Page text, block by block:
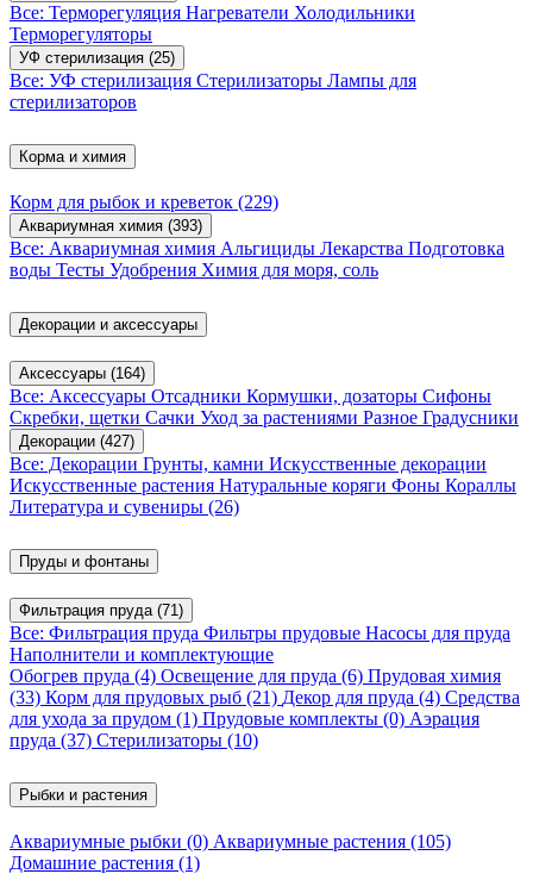
Все: Терморегуляция Нагреватели Холодильники
Терморегуляторы
УФ стерилизация (25)
Все: УФ стерилизация Стерилизаторы Лампы для
стерилизаторов
Корма и химия
Корм для рыбок и креветок (229)
Аквариумная химия (393)
Все: Аквариумная химия Альгициды Лекарства Подготовка
воды Тесты Удобрения Химия для моря, соль
Декорации и аксессуары
Аксессуары (164)
Все: Аксессуары Отсадники Кормушки, дозаторы Сифоны
Скребки, щетки Сачки Уход за растениями Разное Градусники
Декорации (427)
Все: Декорации Грунты, камни Искусственные декорации
Искусственные растения Натуральные коряги Фоны Кораллы
Литература и сувениры (26)
Пруды и фонтаны
Фильтрация пруда (71)
Все: Фильтрация пруда Фильтры прудовые Насосы для пруда
Наполнители и комплектующие
Обогрев пруда (4) Освещение для пруда (6) Прудовая химия
(33) Корм для прудовых рыб (21) Декор для пруда (4) Средства
для ухода за прудом (1) Прудовые комплекты (0) Аэрация
пруда (37) Стерилизаторы (10)
Рыбки и растения
Аквариумные рыбки (0) Аквариумные растения (105)
Домашние растения (1)